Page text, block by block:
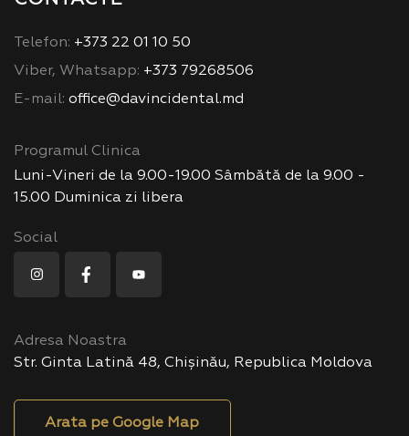
Telefon: +373 22 01 10 50
Viber, Whatsapp: +373 79268506
E-mail: office@davincidental.md
Programul Clinica
Luni-Vineri de la 9.00-19.00 Sâmbătă de la 9.00 -
15.00 Duminica zi libera
Social
Adresa Noastra
Str. Ginta Latină 48, Chișinău, Republica Moldova
Arata pe Google Map